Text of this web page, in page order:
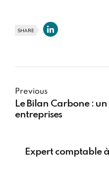
SHARE
Previous
Le Bilan Carbone :
entreprises
Expert comptable